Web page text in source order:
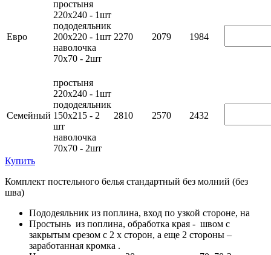
Евро
простыня
220х240 - 1шт
пододеяльник
200х220 - 1шт
наволочка
70х70 - 2шт
2270 2079 1984
Семейный
простыня
220х240 - 1шт
пододеяльник
150х215 - 2
шт
наволочка
70х70 - 2шт
2810 2570 2432
Купить
Комплект постельного белья стандартный без молний (без
шва)
Пододеяльник из поплина, вход по узкой стороне, на
Простынь из поплина, обработка края - швом с
закрытым срезом с 2 х сторон, а еще 2 стороны –
заработанная кромка .